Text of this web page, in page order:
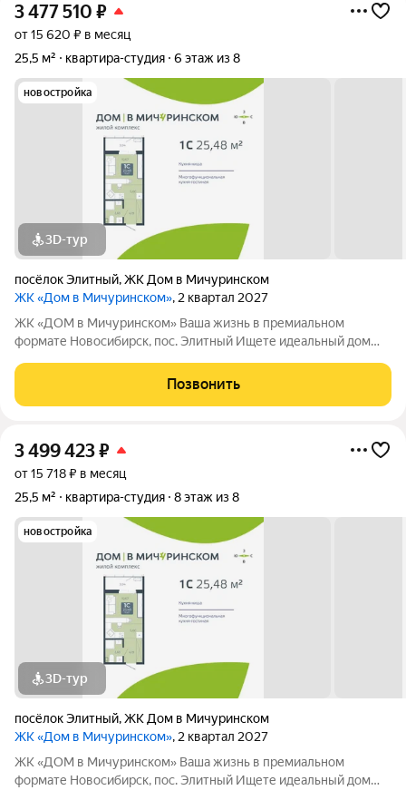
3 477 510 ₽
от 15 620 ₽ в месяц
25,5 м²
квартира-студия 6 этаж из 8
новостройка
3D-тур
посёлок Элитный,ЖК Дом в Мичуринском
ЖК «Дом в Мичуринском», 2 квартал 2027
ЖК «ДОМ в Мичуринском» Ваша жизнь в премиальном
формате Новосибирск, пос. Элитный Ищете идеальный дом
Уютный посёлок Элитный. Зелёная, тихая и перспективная
локация с хорошей транспортной
Позвонить
3 499 423₽
от 15 718 ₽ в месяц
25,5 м²
квартира-студия 8 этаж из 8
новостройка
3D-тур
посёлок Элитный,ЖК Дом в Мичуринском
ЖК «Дом в Мичуринском», 2 квартал 2027
ЖК «ДОМ в Мичуринском» Ваша жизнь в премиальном
формате Новосибирск, пос. Элитный Ищете идеальный дом